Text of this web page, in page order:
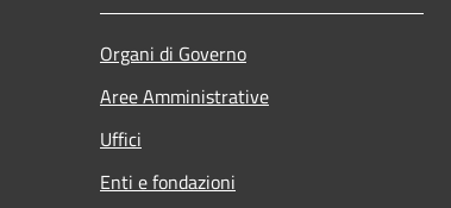
Organi di Governo
Aree Amministrative
Uffici
Enti e fondazioni